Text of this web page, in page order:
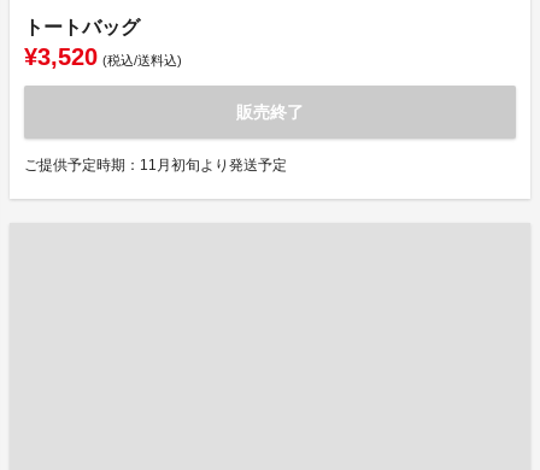
トートバッグ
¥3,520 (税込/送料込)
販売終了
ご提供予定時期：11月初旬より発送予定